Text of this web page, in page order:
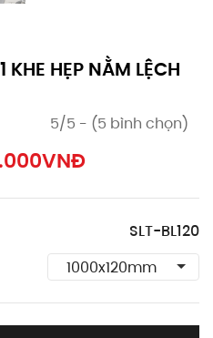
HẸP NẰM LỆCH
5/5 - (5 bình chọn)
VNĐ
SLT-BL120